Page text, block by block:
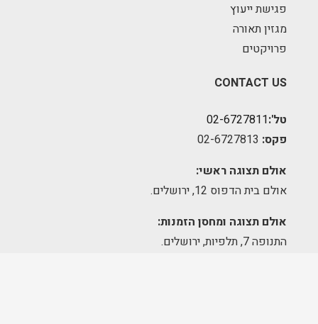
פגישת ייעוץ
מגזין תאורה
פרויקטים
CONTACT US
טל':02-6727811
פקס:
אולם תצוגה ראשי:
אולם בית הדפוס 12, ירושלים.
אולם תצוגה ומחסן הזמנות:
התנופה 7, תלפיות, ירושלים.